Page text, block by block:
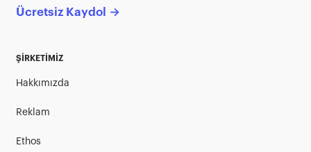
Ücretsiz Kaydol →
ŞİRKETİMİZ
Hakkımızda
Reklam
Ethos